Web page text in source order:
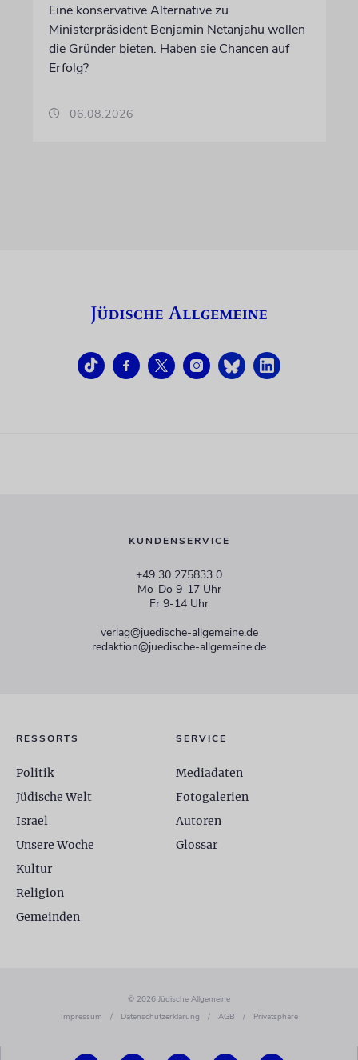
Eine konservative Alternative zu
Ministerpräsident Benjamin Netanjahu wollen
die Gründer bieten. Haben sie Chancen auf
Erfolg?
06.08.2026
KUNDENSERVICE
+49 30 275833 0
Mo-Do 9-17 Uhr
Fr 9-14 Uhr
verlag@juedische-allgemeine.de
redaktion@juedische-allgemeine.de
RESSORTS
Politik
Jüdische Welt
Israel
Unsere Woche
Kultur
Religion
Gemeinden
SERVICE
Mediadaten
Fotogalerien
Autoren
Glossar
© 2026 Jüdische Allgemeine
Impressum
/ Datenschutzerklärung / AGB / Privatsphäre